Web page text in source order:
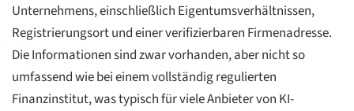
Unternehmens, einschließlich Eigentumsverhältnissen,
Registrierungsort und einer verifizierbaren Firmenadresse.
Die Informationen sind zwar vorhanden, aber nicht so
umfassend wie bei einem vollständig regulierten
Finanzinstitut, was typisch für viele Anbieter von KI-